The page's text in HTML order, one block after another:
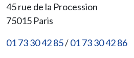
45 rue de la Procession
75015 Paris
01 73 30 42 85/01 73 30 42 86